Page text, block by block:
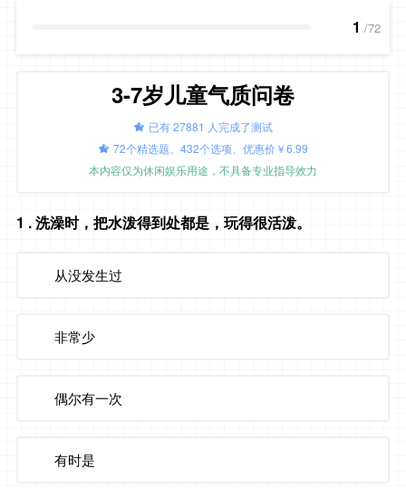
1/72
3-7岁儿童气质问卷
已有 27881 人完成了测试
72个精选题、432个选项、优惠价￥6.99
本内容仅为休闲娱乐用途，不具备专业指导效力
1 . 洗澡时，把水泼得到处都是，玩得很活泼。
从没发生过
非常少
偶尔有一次
有时是